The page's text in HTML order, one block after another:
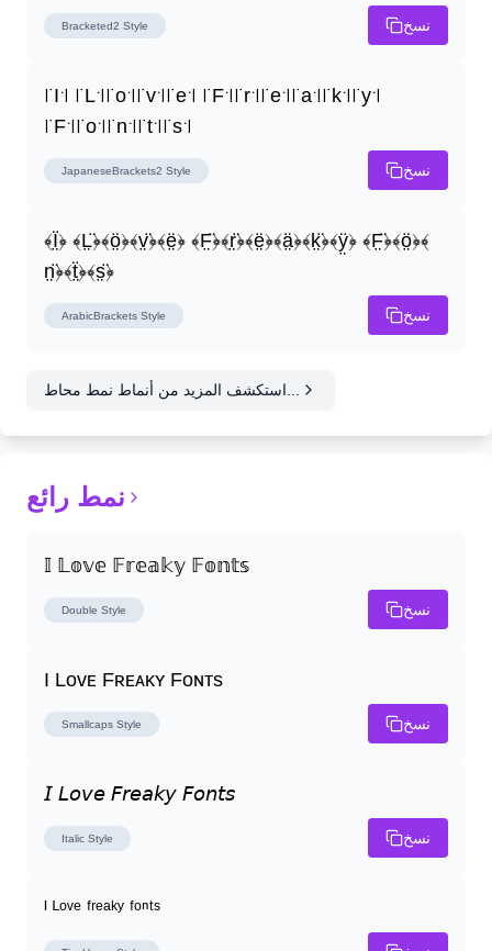
Bracketed2 Style نسخ
꜍I꜉ ꜍L꜉꜍o꜉꜍v꜉꜍e꜉ ꜍F꜉꜍r꜉꜍e꜉꜍a꜉꜍k꜉꜍y꜉
꜍F꜉꜍o꜉꜍n꜉꜍t꜉꜍s꜉
JapaneseBrackets2 Style نسخ
﴾Ï̤﴿ ﴾L̤̈﴿﴾ö̤﴿﴾v̤̈﴿﴾ë̤﴿ ﴾F̤̈﴿﴾r̤̈﴿﴾ë̤﴿﴾ä̤﴿﴾k̤̈﴿﴾ÿ̤﴿ ﴾F̤̈﴿﴾ö̤﴿﴾
n̤̈﴿﴾ẗ̤﴿﴾s̤̈﴿
ArabicBrackets Style نسخ
نمط رائع
𝕀 𝕃𝕠𝕧𝕖 𝔽𝕣𝕖𝕒𝕜𝕪 𝔽𝕠𝕟𝕥𝕤
Double Style نسخ
I Lᴏᴠᴇ Fʀᴇᴀᴋʏ Fᴏɴᴛs
Smallcaps Style نسخ
𝘐 𝘓𝘰𝘷𝘦 𝘍𝘳𝘦𝘢𝘬𝘺 𝘍𝘰𝘯𝘵𝘴
Italic Style نسخ
ᴵ ᴸᵒᵛᵉ ᶠʳᵉᵃᵏʸ ᶠᵒⁿᵗˢ